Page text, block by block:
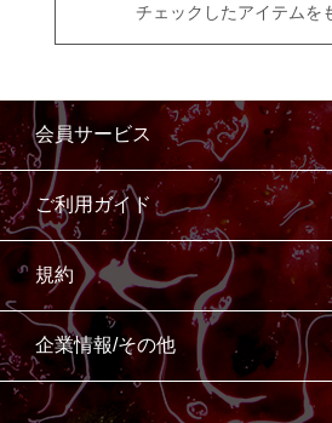
チェックしたアイテムを
会員サービス
ご利用ガイド
規約
企業情報/その他